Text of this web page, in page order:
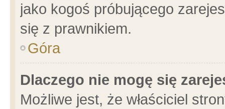
jako kogoś próbującego
się z prawnikiem.
Góra
Dlaczego nie mogę się
Możliwe jest, że właściciel